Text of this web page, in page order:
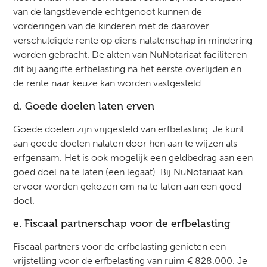
van de langstlevende echtgenoot kunnen de
vorderingen van de kinderen met de daarover
verschuldigde rente op diens nalatenschap in mindering
worden gebracht. De akten van NuNotariaat faciliteren
dit bij aangifte erfbelasting na het eerste overlijden en
de rente naar keuze kan worden vastgesteld.
d. Goede doelen laten erven
Goede doelen zijn vrijgesteld van erfbelasting. Je kunt
aan goede doelen nalaten door hen aan te wijzen als
erfgenaam. Het is ook mogelijk een geldbedrag aan een
goed doel na te laten (een legaat). Bij NuNotariaat kan
ervoor worden gekozen om na te laten aan een goed
doel.
e. Fiscaal partnerschap voor de erfbelasting
Fiscaal partners voor de erfbelasting genieten een
vrijstelling voor de erfbelasting van ruim € 828.000. Je